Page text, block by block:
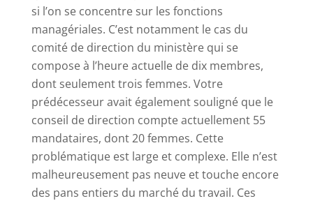
si l’on se concentre sur les fonctions
managériales. C’est notamment le cas du
comité de direction du ministère qui se
compose à l’heure actuelle de dix membres,
dont seulement trois femmes. Votre
prédécesseur avait également souligné que le
conseil de direction compte actuellement 55
mandataires, dont 20 femmes. Cette
problématique est large et complexe. Elle n’est
malheureusement pas neuve et touche encore
des pans entiers du marché du travail. Ces